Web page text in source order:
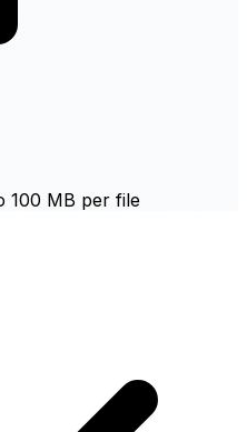
100 MB per file